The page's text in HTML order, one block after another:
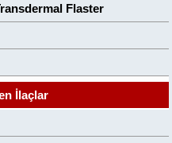
Flaster
İlaçlar